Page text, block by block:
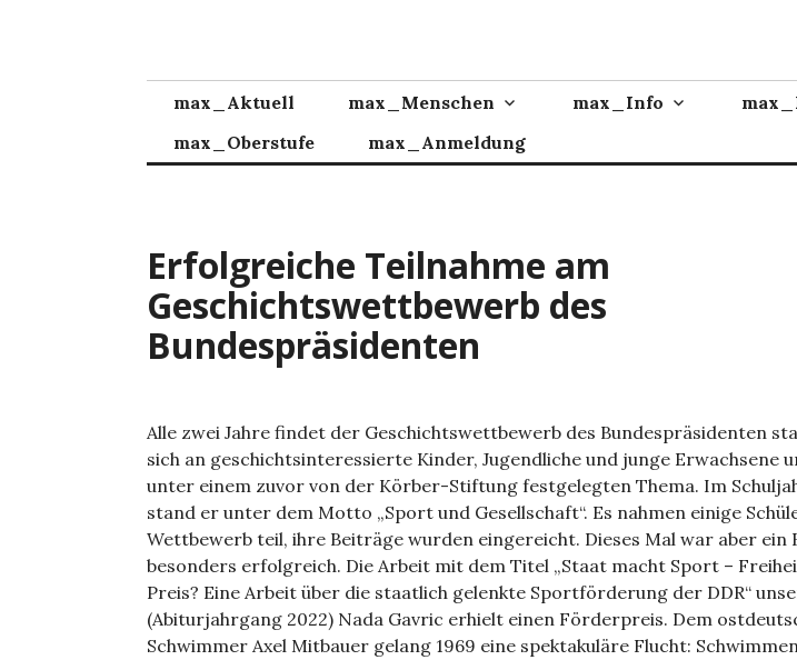
max_Aktuell
max_Menschen max_Info
max_Oberstufe
max_Anmeldung
Erfolgreiche Teilnahme am
Geschichtswettbewerb des
Bundespräsidenten
Alle zwei Jahre findet der Geschichtswettbewerb des Bundespräsidenten
sich an geschichtsinteressierte Kinder, Jugendliche und junge Erwachsene
unter einem zuvor von der Körber-Stiftung festgelegten Thema. Im
stand er unter dem Motto „Sport und Gesellschaft“. Es nahmen einige
Wettbewerb teil, ihre Beiträge wurden eingereicht. Dieses Mal war aber ein
besonders erfolgreich. Die Arbeit mit dem Titel „Staat macht Sport –
Preis? Eine Arbeit über die staatlich gelenkte Sportförderung der DDR“
(Abiturjahrgang 2022) Nada Gavric erhielt einen Förderpreis. Dem
Schwimmer Axel Mitbauer gelang 1969 eine spektakuläre Flucht: